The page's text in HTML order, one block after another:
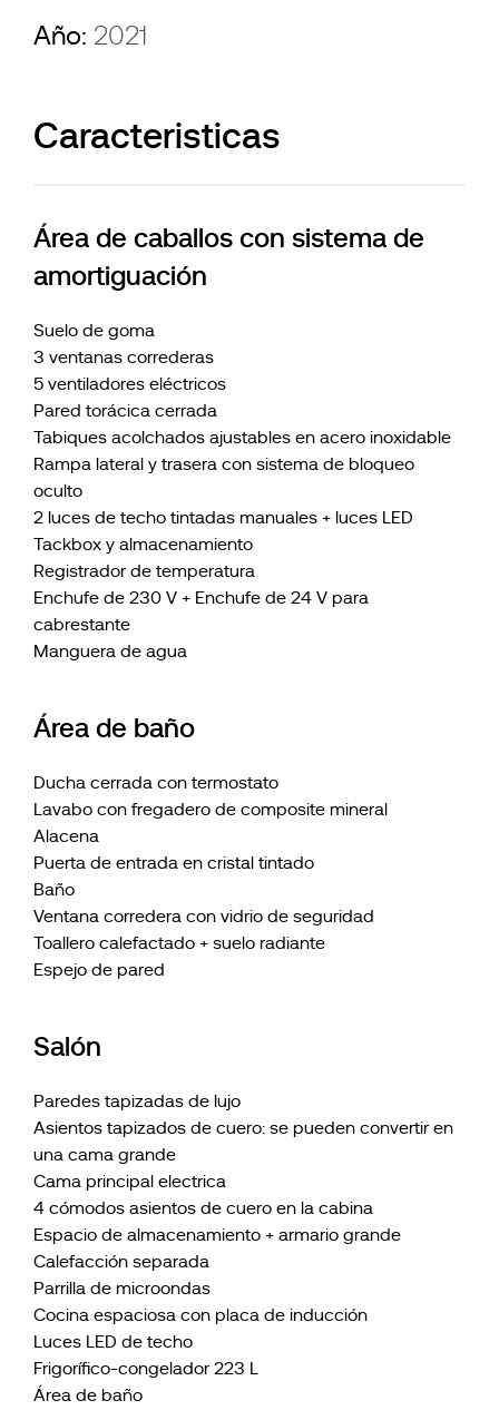
Año: 2021
Caracteristicas
Área de caballos con sistema de
amortiguación
Suelo de goma
3 ventanas correderas
5 ventiladores eléctricos
Pared torácica cerrada
Tabiques acolchados ajustables en acero inoxidable
Rampa lateral y trasera con sistema de bloqueo
oculto
2 luces de techo tintadas manuales + luces LED
Tackbox y almacenamiento
Registrador de temperatura
Enchufe de 230 V + Enchufe de 24 V para
cabrestante
Manguera de agua
Área de baño
Ducha cerrada con termostato
Lavabo con fregadero de composite mineral
Alacena
Puerta de entrada en cristal tintado
Baño
Ventana corredera con vidrio de seguridad
Toallero calefactado + suelo radiante
Espejo de pared
Salón
Paredes tapizadas de lujo
Asientos tapizados de cuero: se pueden convertir en
una cama grande
Cama principal electrica
4 cómodos asientos de cuero en la cabina
Espacio de almacenamiento + armario grande
Calefacción separada
Parrilla de microondas
Cocina espaciosa con placa de inducción
Luces LED de techo
Frigorífico-congelador 223 L
Área de baño